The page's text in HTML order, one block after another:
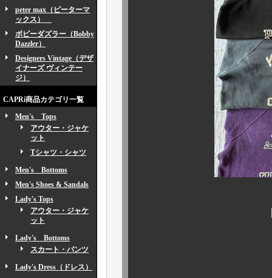
peter max（ピーターマ
ックス）
ボビーダズラー（Bobby
Dazzler）
Designers Vintage（デザ
イナーズ ヴィンテー
ジ）
CAPRi商品カテゴリ一覧
Men's Tops
アウター・ジャケ
ット
Tシャツ・シャツ
Men's Bottoms
Men's Shoes & Sandals
Lady's Tops
アウター・ジャケ
ット
Lady's Bottoms
スカート・パンツ
Lady's Dress（ドレス）